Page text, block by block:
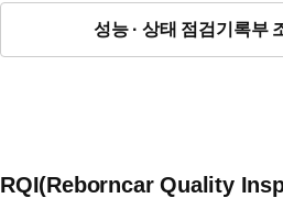
성능 · 상태 점검기록부
RQI(Reborncar Quality